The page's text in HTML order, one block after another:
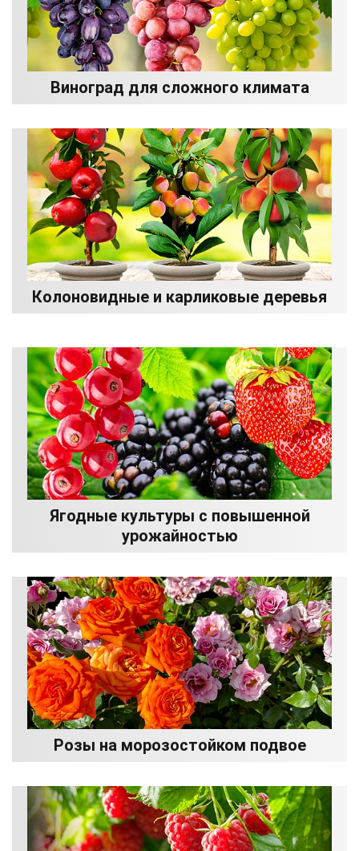
Виноград для сложного климата
Колоновидные и карликовые деревья
Ягодные культуры с повышенной
урожайностью
Розы на морозостойком подвое